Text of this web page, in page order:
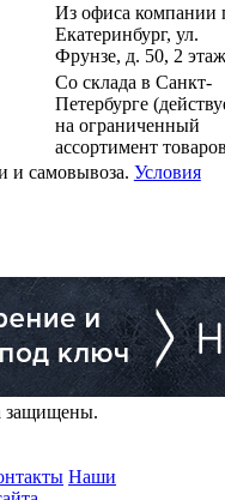
Из офиса компании
Екатеринбург, ул.
Фрунзе, д. 50, 2 этаж
Со склада в Санкт-
Петербурге
на ограниченный
ассортимент
и самовывоза. Условия
защищены.
Наши